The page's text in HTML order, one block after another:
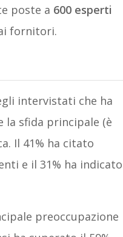
poste a 600 esperti
fornitori.
intervistati che ha
la sfida principale (è
Il 41% ha citato
e il 31% ha indicato
preoccupazione